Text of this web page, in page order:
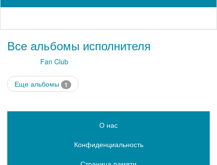
Все альбомы исполнителя
Fan Club
Еще альбомы 1
О нас
Конфиденциальность